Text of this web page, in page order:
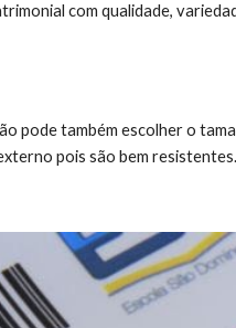
com qualidade,
pode também escolher o
pois são bem resistentes.